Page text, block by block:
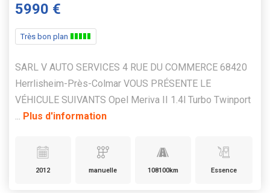
5990 €
Très bon plan
SARL V AUTO SERVICES 4 RUE DU COMMERCE 68420
Herrlisheim-Près-Colmar VOUS PRÉSENTE LE
VÉHICULE SUIVANTS Opel Meriva II 1.4l Turbo Twinport
... Plus d'information
2012 manuelle 108100km Essence